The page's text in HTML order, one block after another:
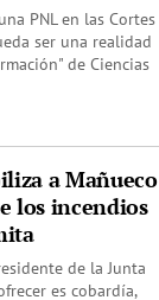
PNL en las Cortes
ser una realidad
de Ciencias
a Mañueco
los incendios
de la Junta
es cobardía,